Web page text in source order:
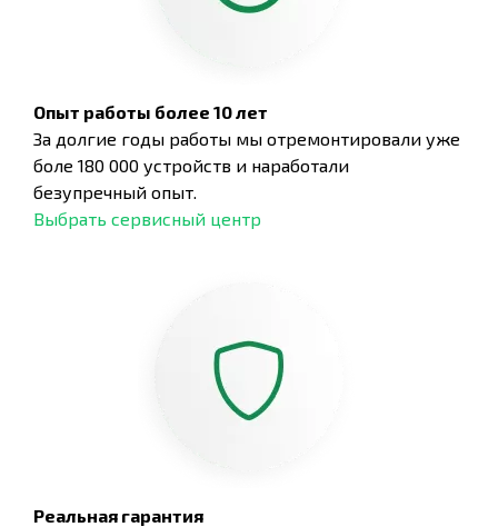
Опыт работы более 10 лет
За долгие годы работы мы отремонтировали уже
боле 180 000 устройств и наработали
безупречный опыт.
Выбрать сервисный центр
Реальная гарантия